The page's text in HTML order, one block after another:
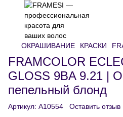
ОКРАШИВАНИЕ КРАСКИ
FRAMCOLOR
GLOSS 9BA 9.21 |
пепельный блонд
Артикул: A10554 Оставить отзыв